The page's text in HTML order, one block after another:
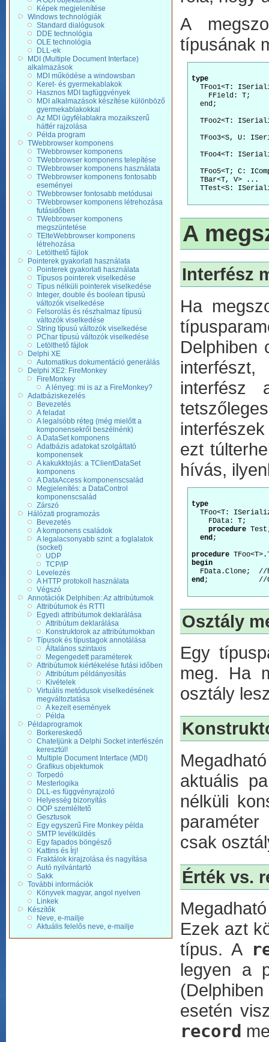
Képek megjelenítése
Windows technológiák
Standard dialógusok
DDE technológia
OLE technológia
DLL-ek
MDI (Multiple Document Interface)
alkalmazások
MDI működése a windowsban
Keret- és gyermekablakok
Hasznos MDI tagfüggvények
MDI alkalmazások készítése különböző
gyermekablakokkal
Az MDI ügyfélablakra mozaikszerű
háttér rajzolása
Példa program
TWebbrowser komponens
TWebbrowser komponens
TWebbrowser komponens telepítése
TWebbrowser komponens használata
TWebbrowser komponens fontosabb
eseményei
TWebbrowser fontosabb metódusai
TWebbrowser komponens létrehozása
futásidőben
TWebbrowser komponens
megszüntetése
TElteWebbrowser komponens
létrehozása
Letölthető fájlok
Pointerek gyakorlati használata
Pointerek gyakorlati használata
Típusos pointerek viselkedése
Típus nélküli pointerek viselkedése
Integer, double és boolean típusú
változók viselkedése
Felsorolás és részhalmaz típusú
változók viselkedése
String típusú változók viselkedése
PChar típusú változók viselkedése
Letölthető fájlok
Delphi XE
Automatikus dokumentáció generálás
Delphi XE2: FireMonkey
FireMonkey
A lényeg: mi is az a FireMonkey?
Adatbáziskezelés
Bevezetés
A feladat
A legalsóbb réteg (még mielőtt a
komponensekről beszélnénk)
A DataSet komponens
Adatbázis adatokat szolgáltató
komponensek
A kakukktojás: a TClientDataSet
komponens
A DataAccess komponenscsalád
Megjelenítés: a DataControl
komponenscsalád
Zárszó
Hálózati programozás
Bevezetés
A komponens családok
A legalacsonyabb szint: a foglalatok
(socket)
UDP
TCP/IP
Levelezés
A HTTP protokoll használata
Végszó
Annotációk Delphiben: Az attribútumok
Attribútumok és RTTI
Egyedi attribútumok deklarálása
Attribútum deklarálása
Konstruktorok az attribútumokban
Típusok és típustagok annotálása
Általános szintaxis
Megengedett paraméterek
Attribútumok kiértékelése futási időben
Attribútum példányosítás
Kivételek
Virtuális metódusok viselkedésének
megváltoztatása
A kezelt események
Példa
Példaprogramok
Borkereskedő
Chateljünk a Delphi Socket interfészén
keresztül!
Multiple Document Interface (MDI)
Grafikus objektumok
Torpedó
Mesterlogika
DLL-es függvényrajzoló
Helyesség bizonyítás
OOP szemléltetõ
Gesztusok
Egy egyszerű Fire Monkey példa
SMTP levélküldés
Egy fapados böngésző
Kattins és Írj!
Fraktálok kirajzolása és nagyítása
Autó nyilvántartó
Sakk
További információk
Könyvek magyar, angol nyelven
Linkek
Készítők
Neve, e-mailje
Aktuális felelős neve, e-mailje
A
típusának
type
TFoo1<T:
    FField: T;
  end;
TFoo2<T:
TFoo3<S, U:
TFoo4<T:
TFoo5<T; C:
TBar<T, V> ...
TTest<S:
A
Interfész
Ha
Delphiben
interfész
ezt
hívás,
type
TFoo<T:
    FData: T;
procedure
end ;
procedure
begin
end ;            //
Osztály
Egy
meg. Ha
osztály
aktuális
nélküli
csak
Érték vs.
Ezek azt
típus. A
legyen a
esetén
record